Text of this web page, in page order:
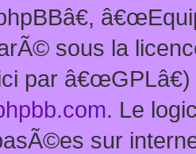
sous la
par
. Le
sur